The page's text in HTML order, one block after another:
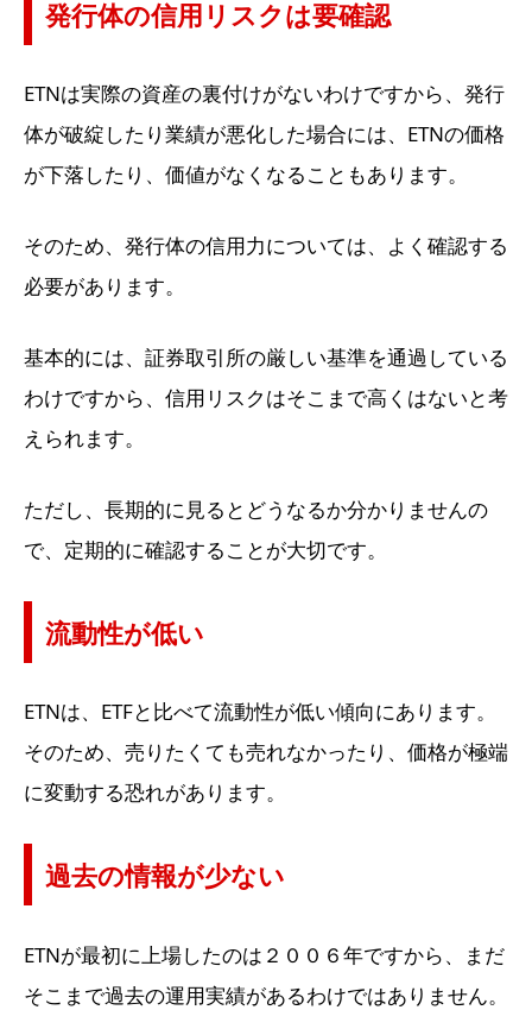
発行体の信用リスクは要確認
ETNは実際の資産の裏付けがないわけですから、発行
体が破綻したり業績が悪化した場合には、ETNの価格
が下落したり、価値がなくなることもあります。
そのため、発行体の信用力については、よく確認する
必要があります。
基本的には、証券取引所の厳しい基準を通過している
わけですから、信用リスクはそこまで高くはないと考
えられます。
ただし、長期的に見るとどうなるか分かりませんの
で、定期的に確認することが大切です。
流動性が低い
ETNは、ETFと比べて流動性が低い傾向にあります。
そのため、売りたくても売れなかったり、価格が極端
に変動する恐れがあります。
過去の情報が少ない
ETNが最初に上場したのは２００６年ですから、まだ
そこまで過去の運用実績があるわけではありません。